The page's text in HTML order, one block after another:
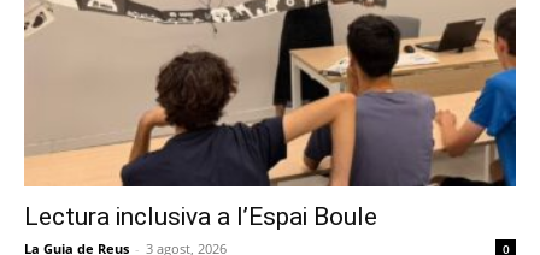
Lectura inclusiva a l’Espai Boule
La Guia de Reus - 3 agost, 2026 0